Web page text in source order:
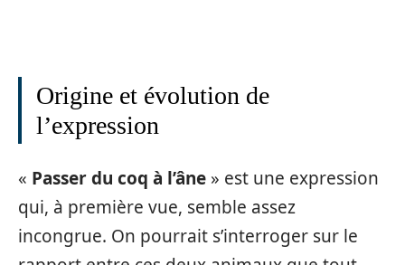
Origine et évolution de
l’expression
« Passer du coq à l’âne » est une expression
qui, à première vue, semble assez
incongrue. On pourrait s’interroger sur le